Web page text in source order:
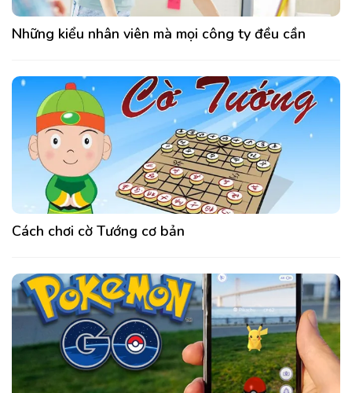
Những kiểu nhân viên mà mọi công ty đều cần
Cách chơi cờ Tướng cơ bản